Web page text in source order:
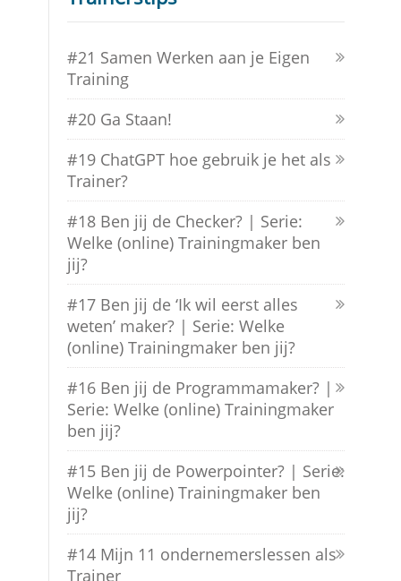
#21 Samen Werken aan je Eigen
Training
#20 Ga Staan!
#19 ChatGPT hoe gebruik je het als
Trainer?
#18 Ben jij de Checker? | Serie:
Welke (online) Trainingmaker ben
jij?
#17 Ben jij de ‘Ik wil eerst alles
weten’ maker? | Serie: Welke
(online) Trainingmaker ben jij?
#16 Ben jij de Programmamaker? |
Serie: Welke (online) Trainingmaker
ben jij?
#15 Ben jij de Powerpointer? | Serie:
Welke (online) Trainingmaker ben
jij?
#14 Mijn 11 ondernemerslessen als
Trainer